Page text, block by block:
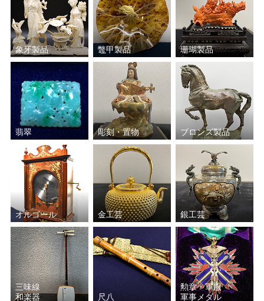
象牙製品 鼈甲製品 珊瑚製品
翡翠 彫刻・置物 ブロンズ製品
オルゴール 金工芸 銀工芸
三味線
和楽器
尺八
勲章・軍服
軍事メダル